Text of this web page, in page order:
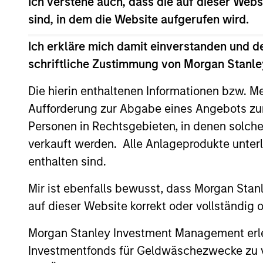
sind, in dem die Website aufgerufen wird.
Ich erkläre mich damit einverstanden und
schriftliche Zustimmung von Morgan
Die hierin enthaltenen Informationen bzw.
Aufforderung zur Abgabe eines Angebots
Personen in Rechtsgebieten, in denen
verkauft werden. Alle Anlageprodukte
enthalten sind.
Mir ist ebenfalls bewusst, dass Morgan
auf dieser Website korrekt oder vollständig
Morgan Stanley Investment Management
Investmentfonds für Geldwäschezwecke
Dieses Material enthält Informationen über die Teilfonds
Variable). (die „Gesellschaft“), die im Großherzogtum
Anträge auf Anteile an den Teilfonds sollten erst
Document („KIID“), der Jahres- und Halbjahresbericht
Centre, 6B route de Trèves, L-2633 Senningerberg,
Informationen in Bezug auf Nachhaltigkeitsaspekte des
Italienische Anleger sollten darüber hinaus das
Hongkong“ im Verkaufsprospekt beachten.
Halbjahresberichte sowie zusätzliche Informationen
Général-Dufour, 1204 Genf, Schweiz. Die Schweizer
Beendet die Verwaltungsgesellschaft des
registriert ist, so geschieht dies in Übereinstimmung mit
Performanceangaben werden auf Basis der
Anteilen anfallen, werden nicht berücksichtigt. Alle